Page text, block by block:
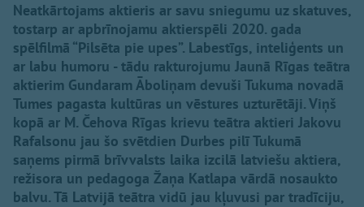
Neatkārtojams aktieris ar savu sniegumu uz skatuves,
tostarp ar apbrīnojamu aktierspēli 2020. gada
spēlfilmā “Pilsēta pie upes”. Labestīgs, inteliģents un
ar labu humoru - tādu rakturojumu Jaunā Rīgas teātra
aktierim Gundaram Āboliņam devuši Tukuma novadā
Tumes pagasta kultūras un vēstures uzturētāji. Viņš
kopā ar M. Čehova Rīgas krievu teātra aktieri Jakovu
Rafalsonu jau šo svētdien Durbes pilī Tukumā
saņems pirmā brīvvalsts laika izcilā latviešu aktiera,
režisora un pedagoga Žaņa Katlapa vārdā nosaukto
balvu. Tā Latvijā teātra vidū jau kļuvusi par tradīciju,